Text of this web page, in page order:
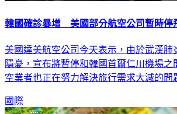
韓國確診暴增 美國部分航空公司暫時停
美國達美航空公司今天表示，由於武漢肺
隱憂，宣布將暫停和韓國首爾仁川機場之
空業者也正在努力解決旅行需求大減的問
國際